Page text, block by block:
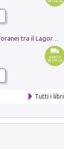
Tutti i libri